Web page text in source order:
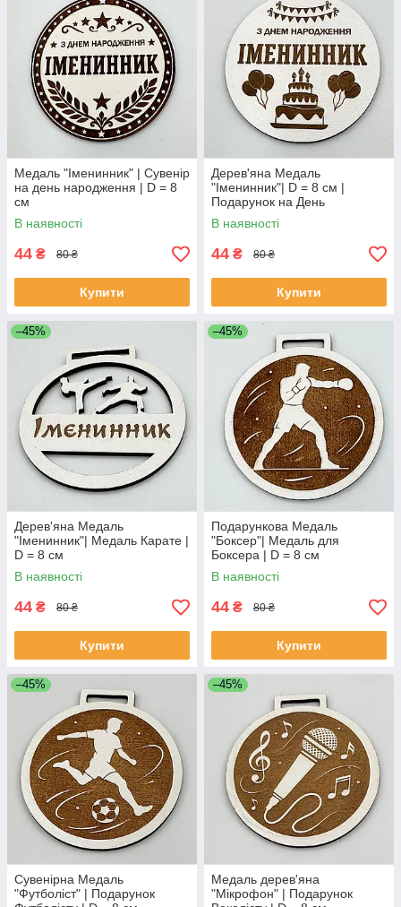
Медаль "Іменинник" | Сувенір
на день народження | D = 8
см
В наявності
44 ₴ 80 ₴
Купити
Дерев'яна Медаль
"Іменинник"| D = 8 см |
Подарунок на День
Народження
В наявності
44 ₴ 80 ₴
Купити
–45%
Дерев'яна Медаль
"Іменинник"| Медаль Карате |
D = 8 см
В наявності
44 ₴ 80 ₴
Купити
–45%
Подарункова Медаль
"Боксер"| Медаль для
Боксера | D = 8 см
В наявності
44 ₴ 80 ₴
Купити
–45%
Сувенірна Медаль
"Футболіст" | Подарунок
–45%
Медаль дерев'яна
"Мікрофон" | Подарунок